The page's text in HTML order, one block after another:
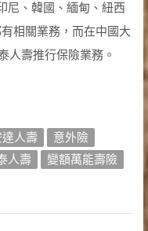
尼、韓國、緬甸、紐西
相關業務，而在中國大
人壽推行保險業務。
達人壽
意外險
人壽
變額萬能壽險